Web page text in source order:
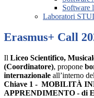
Software
Laboratori
Erasmus+ Call
Il Liceo Scientifico,
(Coordinatore), propone
internazionale all’interno del
Chiave 1 - MOBILITÀ
APPRENDIMENTO - di